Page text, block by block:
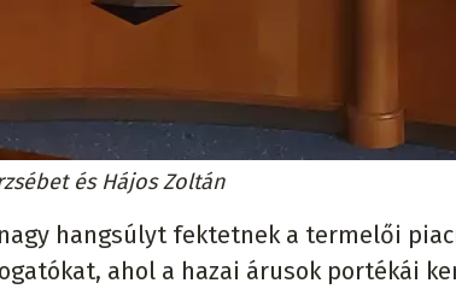
és Hájos Zoltán
hangsúlyt fektetnek a termelői
ahol a hazai árusok portékái